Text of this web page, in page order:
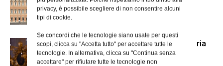
privacy, è possibile scegliere di non consentire alcuni
tipi di cookie.
Se concordi che le tecnologie siano usate per questi
scopi, clicca su "Accetta tutto" per accettare tutte le
tecnologie. In alternativa, clicca su "Continua senza
accettare" per rifiutare tutte le tecnologie non
Vicariato di Roma
La Madonna della Neve a Santa Maria
Maggiore